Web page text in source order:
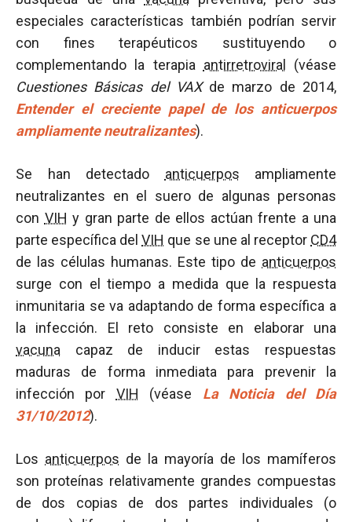
especiales características también podrían servir
con fines terapéuticos sustituyendo o
complementando la terapia antirretroviral
(véase
Cuestiones Básicas del VAXde marzo de 2014,
Entender el creciente papel de los anticuerpos
ampliamente neutralizantes).
Se han detectado anticuerpos ampliamente
neutralizantes en el suero de algunas personas
con VIH y gran parte de ellos actúan frente a una
parte específica delVIH que se une al receptor CD4
de las células humanas. Este tipo de anticuerpos
surge con el tiempo a medida que la respuesta
inmunitaria se va adaptando de forma específica a
la infección. El reto consiste en elaborar una
vacuna capaz de inducir estas respuestas
maduras de forma inmediata para prevenir la
infección por VIH (véase La Noticia del Día
31/10/2012).
Los anticuerpos de la mayoría de los mamíferos
son proteínas relativamente grandes compuestas
de dos copias de dos partes individuales (o